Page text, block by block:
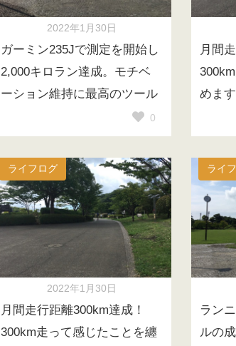
2022年1月30日
ガーミン235Jで測定を開始し
2,000キロラン達成。モチベ
ーション維持に最高のツール
0
月間
めま
ライフログ
2022年1月30日
月間走行距離300km達成！
300km走って感じたことを纏
ライ
ラン
ルの